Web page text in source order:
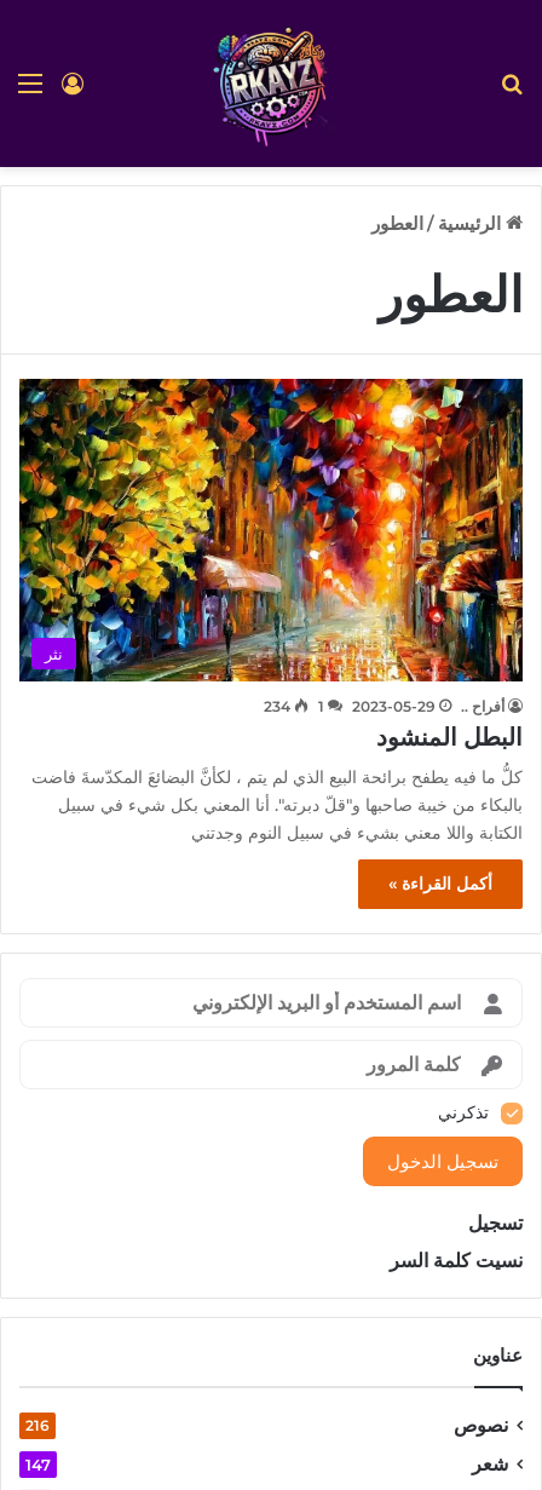
تسجيل
الرئيسية /العطور
العطور
نثر
أفراح .. 2023-05-29
1
234
البطل المنشود
كلُّ ما فيه يطفح برائحة البيع الذي لم يتم ، لكأنَّ البضائعَ المكدّسةَ فاضت
بالبكاء من خيبة صاحبها و"قلّ دبرته". أنا المعني بكل شيء في سبيل
الكتابة واللا معني بشيء في سبيل النوم وجدتني
أكمل القراءة »
تذكرني
تسجيل الدخول
تسجيل
نسيت كلمة السر
عناوين
نصوص 216
شعر 147